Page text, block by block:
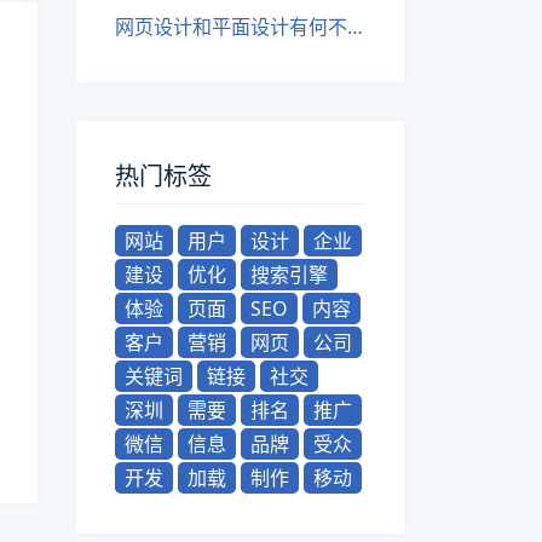
网页设计和平面设计有何不同？
热门标签
网站 用户 设计
企业
建设
优化
搜索引擎
体验
页面 SEO
内容
客户
营销 网页
公司
关键词
链接
社交
深圳
需要 排名
推广
微信
信息 品牌
受众
开发
加载 制作 移动